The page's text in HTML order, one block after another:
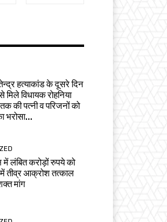
हत्याकांड के दूसरे दिन
मिले विधायक रोहनिया
की पत्नी व परिजनों को
भरोसा...
में लंबित करोड़ों रुपये को
तीव्र आक्रोश तत्काल
मांग